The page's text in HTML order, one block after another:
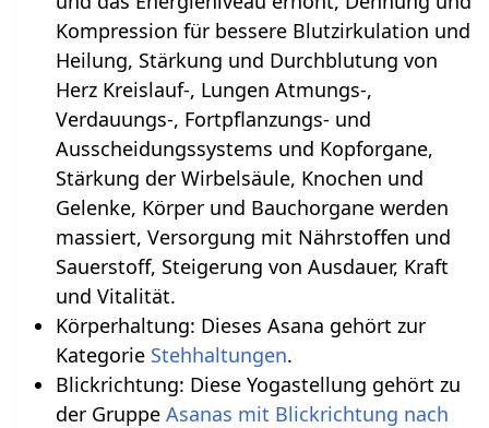
Kompression für bessere Blutzirkulation und
Heilung, Stärkung und Durchblutung von
Herz Kreislauf-, Lungen Atmungs-,
Verdauungs-, Fortpflanzungs- und
Ausscheidungssystems und Kopforgane,
Stärkung der Wirbelsäule, Knochen und
Gelenke, Körper und Bauchorgane werden
massiert, Versorgung mit Nährstoffen und
Sauerstoff, Steigerung von Ausdauer, Kraft
und Vitalität.
Körperhaltung: Dieses Asana gehört zur
Kategorie Stehhaltungen.
Blickrichtung: Diese Yogastellung gehört zu
der Gruppe Asanas mit Blickrichtung nach